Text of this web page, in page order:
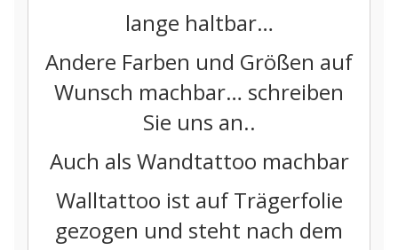
lange haltbar…
Andere Farben und Größen auf
Wunsch machbar… schreiben
Sie uns an..
Auch als Wandtattoo machbar
Walltattoo ist auf Trägerfolie
gezogen und steht nach dem